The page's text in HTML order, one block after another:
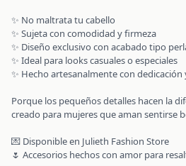
✨ No maltrata tu cabello
✨ Sujeta con comodidad y firmeza
✨ Diseño exclusivo con acabado tipo
✨ Ideal para looks casuales o especiales
✨ Hecho artesanalmente con dedicación
Porque los pequeños detalles hacen la
creado para mujeres que aman sentirse
💌 Disponible en Julieth Fashion Store
🌷 Accesorios hechos con amor para